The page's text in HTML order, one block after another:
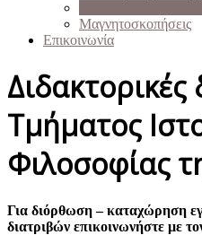
Μαγνητοσκοπήσεις
Επικοινωνία
Διδακτορικές
Τμήματος
Φιλοσοφίας
Για διόρθωση – καταχώρηση
διατριβών επικοινωνήστε με